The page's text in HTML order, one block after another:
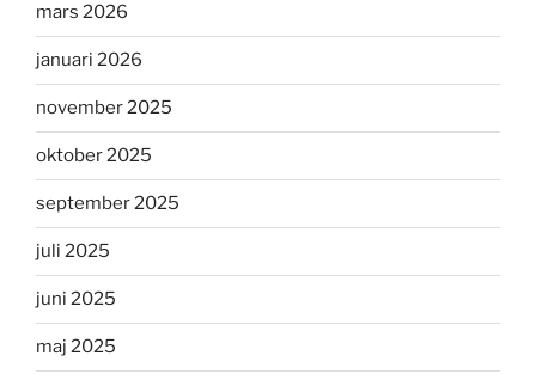
mars 2026
januari 2026
november 2025
oktober 2025
september 2025
juli 2025
juni 2025
maj 2025